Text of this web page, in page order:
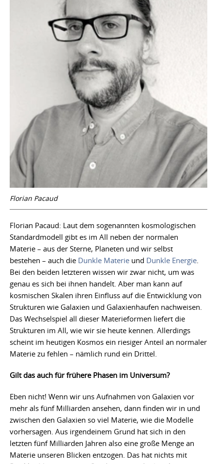
Florian Pacaud
Florian Pacaud: Laut dem sogenannten kosmologischen
Standardmodell gibt es im All neben der normalen
Materie – aus der Sterne, Planeten und wir selbst
bestehen – auch die Dunkle Materie und Dunkle Energie.
Bei den beiden letzteren wissen wir zwar nicht, um was
genau es sich bei ihnen handelt. Aber man kann auf
kosmischen Skalen ihren Einfluss auf die Entwicklung von
Strukturen wie Galaxien und Galaxienhaufen nachweisen.
Das Wechselspiel all dieser Materieformen liefert die
Strukturen im All, wie wir sie heute kennen. Allerdings
scheint im heutigen Kosmos ein riesiger Anteil an normaler
Materie zu fehlen – nämlich rund ein Drittel.
Gilt das auch für frühere Phasen im Universum?
Eben nicht! Wenn wir uns Aufnahmen von Galaxien vor
mehr als fünf Milliarden ansehen, dann finden wir in und
zwischen den Galaxien so viel Materie, wie die Modelle
vorhersagen. Aus irgendeinem Grund hat sich in den
letzten fünf Milliarden Jahren also eine große Menge an
Materie unseren Blicken entzogen. Das hat nichts mit